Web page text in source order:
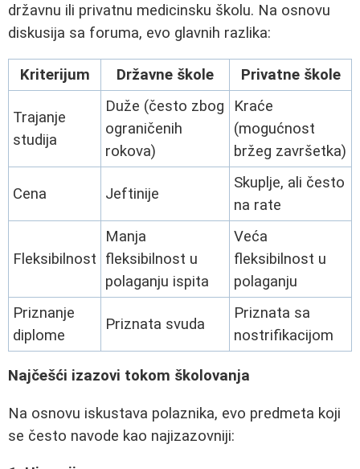
državnu ili privatnu medicinsku školu. Na osnovu
diskusija sa foruma, evo glavnih razlika:
Kriterijum Državne škole Privatne škole
Trajanje
studija
Duže (često zbog
ograničenih
rokova)
Kraće
(mogućnost
bržeg završetka)
Cena Jeftinije
Skuplje, ali često
na rate
Fleksibilnost
Manja
fleksibilnost u
polaganju ispita
Veća
fleksibilnost u
polaganju
Priznanje
diplome
Priznata svuda
Priznata sa
nostrifikacijom
Najčešći izazovi tokom školovanja
Na osnovu iskustava polaznika, evo predmeta koji
se često navode kao najizazovniji: